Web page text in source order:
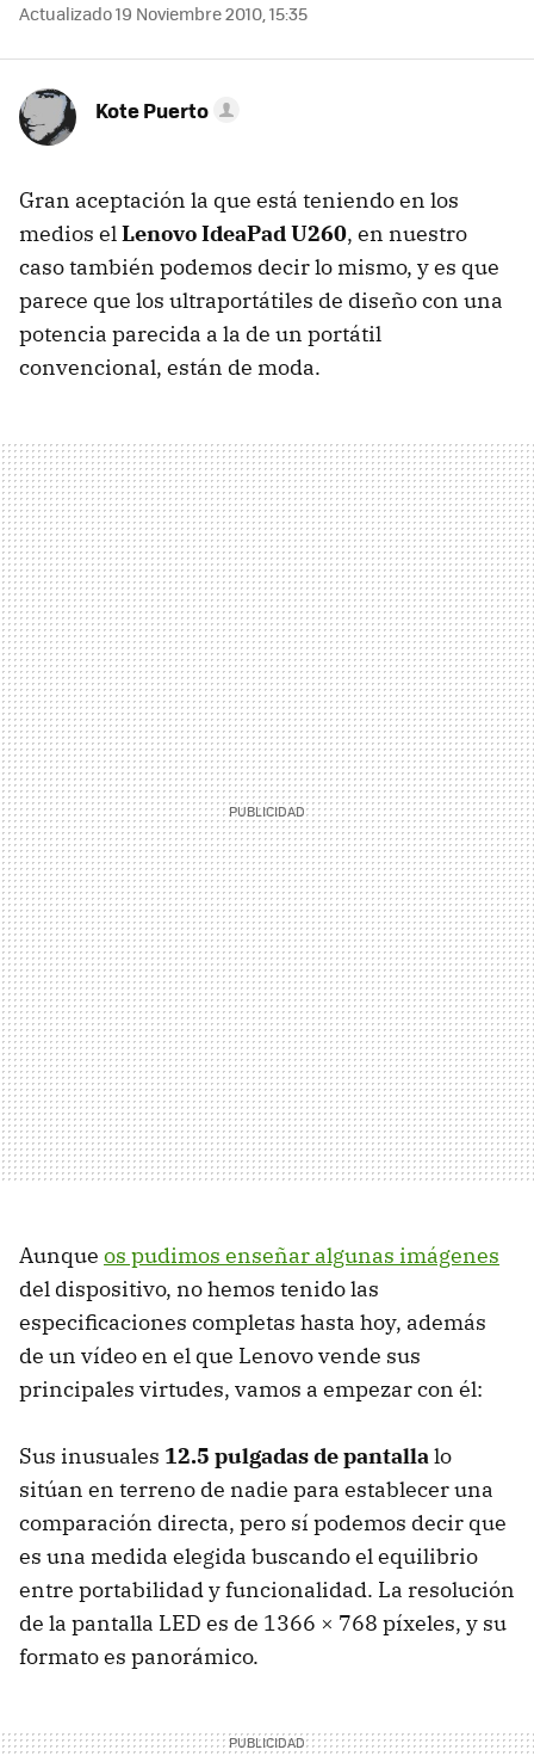
Actualizado 19 Noviembre 2010, 15:35
Kote Puerto
Gran aceptación la que está teniendo en los
medios elLenovo IdeaPad U260, en nuestro
caso también podemos decir lo mismo, y es que
parece que los ultraportátiles de diseño con una
potencia parecida a la de un portátil
convencional, están de moda.
Aunque os pudimos enseñar algunas imágenes
del dispositivo, no hemos tenido las
especificaciones completas hasta hoy, además
de un vídeo en el que Lenovo vende sus
principales virtudes, vamos a empezar con él:
Sus inusuales 12.5 pulgadas de pantallalo
sitúan en terreno de nadie para establecer una
comparación directa, pero sí podemos decir que
es una medida elegida buscando el equilibrio
entre portabilidad y funcionalidad. La resolución
de la pantalla LED es de 1366 × 768 píxeles, y su
formato es panorámico.